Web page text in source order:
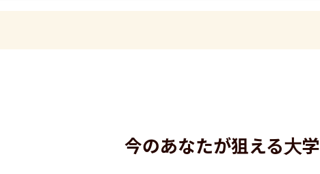
今のあなたが狙える大学